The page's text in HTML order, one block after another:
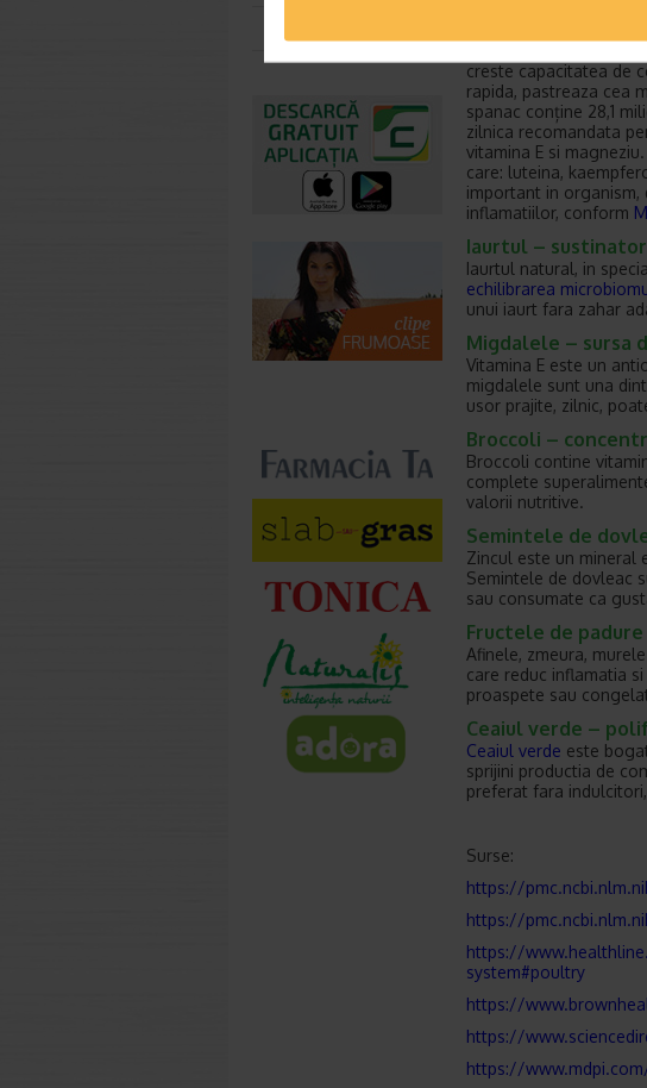
Spanacul – bogat
creste capacitatea de
rapida, pastreaza cea
spanac conține 28,1
zilnica recomandata
vitamina E si
care: luteina,
important in organism,
inflamatiilor, conform
Iaurtul –
Iaurtul natural, in
echilibrarea
unui iaurt fara zahar
Migdalele – sursa
Vitamina E este un
migdalele sunt una
usor prajite, zilnic,
Broccoli –
Broccoli contine
complete
valorii nutritive.
Semintele de
Zincul este un mineral
Semintele de dovleac
sau consumate ca
Fructele de
Afinele, zmeura,
care reduc inflamatia
proaspete sau
Ceaiul verde –
Ceaiul verde este
sprijini productia de
preferat fara
Surse:
https://
https://
https://
system#poultry
https://
https://
https://